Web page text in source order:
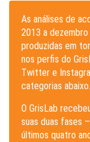
As análises de
2013 a
produzidas em
nos perfis do
Twitter e
categorias abaixo.
O GrisLab
suas duas fases
últimos quatro